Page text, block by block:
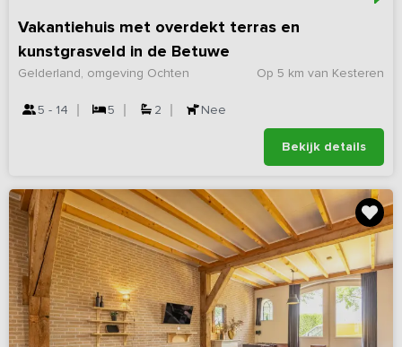
Vakantiehuis met overdekt terras en
kunstgrasveld in de Betuwe
Op 5 km van Kesteren
Gelderland, omgeving Ochten
5 - 14 5 2 Nee
Bekijk details